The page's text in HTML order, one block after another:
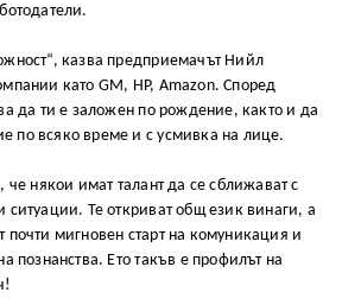
казва предприемачът Нийл
като GM, HP, Amazon. Според
да ти е заложен по рождение, както и да
по всяко време и с усмивка на лице.
че някои имат талант да се сближават с
ситуации. Те откриват общ език винаги, а
почти мигновен старт на комуникация и
познанства. Ето такъв е профилът на